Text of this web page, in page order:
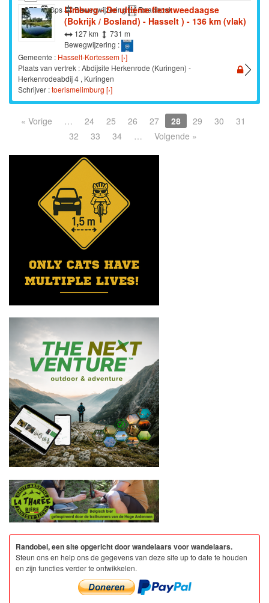
STB
Gps Bewegwijzering Roadbook
Limburg - De ultieme fietstweedaagse
(Bokrijk / Bosland) - Hasselt ) - 136 km (vlak)
127 km
731 m
Bewegwijzering :
Gemeente : Hasselt-Kortessem [›]
Plaats van vertrek : Abdijsite Herkenrode (Kuringen) -
Herkenrodeabdij 4 , Kuringen
Schrijver :toerismelimburg [›]
« Vorige … 24 25 26 27 28 29 30
31
32
33 34 … Volgende »
Randobel, een site opgericht door wandelaars voor wandelaars.
Steun ons en help ons de gegevens van deze site up to date te houden
en zijn functies verder te ontwikkelen.